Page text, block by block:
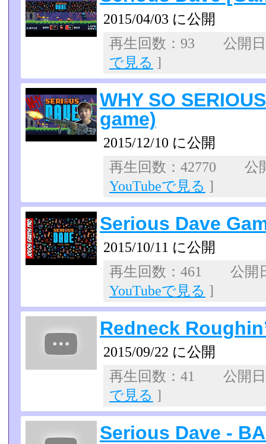
2015/04/03 に公開
再生回数：93 公開
で見る ]
WHY SO
game)
2015/12/10 に公開
再生回数：42770 公
YouTubeで見る ]
Serious Dave
2015/10/11 に公開
再生回数：461 公開
YouTubeで見る ]
Redneck
2015/09/22 に公開
再生回数：41 公開
で見る ]
Serious Dave -